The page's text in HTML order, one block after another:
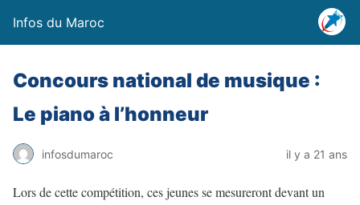
Infos du Maroc
Concours national de musique :
Le piano à l’honneur
infosdumaroc il y a 21 ans
Lors de cette compétition, ces jeunes se mesureront devant un